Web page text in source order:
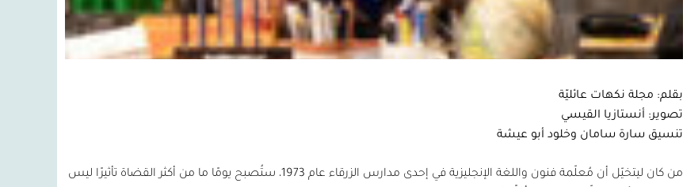
بقلم: مجلة نكهات عائليّة
تصوير: أنستازيا القيسي
تنسيق سارة سامان وخلود أبو عيشة
من كان ليتخيّل أن مُعلّمة فنون واللغة الإنجليزية في إحدى مدارس الزرقاء عام 1973، ستُصبح يومًا ما من أكثر القضاة تأثيرًا ليس